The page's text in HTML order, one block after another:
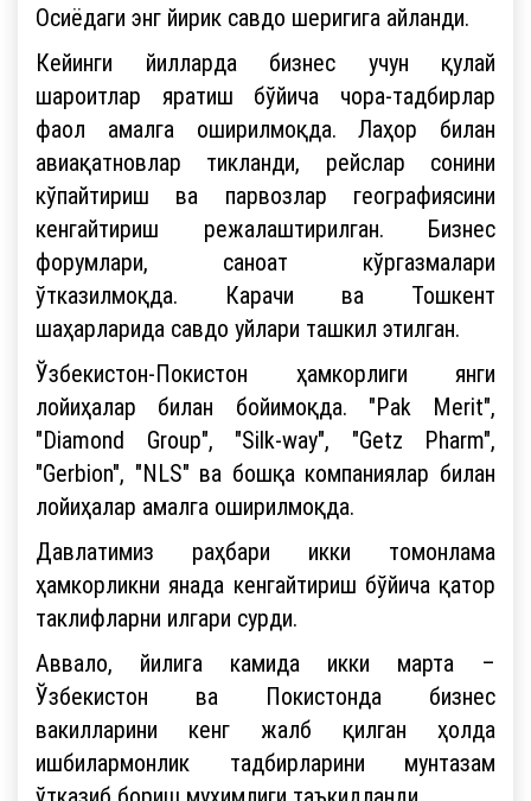
Осиёдаги энг йирик савдо шеригига айланди.
Кейинги йилларда бизнес учун қулай
шароитлар яратиш бўйича чора-тадбирлар
фаол амалга оширилмоқда. Лаҳор билан
авиақатновлар тикланди, рейслар сонини
кўпайтириш ва парвозлар географиясини
кенгайтириш режалаштирилган. Бизнес
форумлари, саноат кўргазмалари
ўтказилмоқда. Карачи ва Тошкент
шаҳарларида савдо уйлари ташкил этилган.
Ўзбекистон-Покистон ҳамкорлиги янги
лойиҳалар билан бойимоқда. "Pak Merit",
"Diamond Group", "Silk-way", "Getz Pharm",
"Gerbion", "NLS" ва бошқа компаниялар билан
лойиҳалар амалга оширилмоқда.
Давлатимиз раҳбари икки томонлама
ҳамкорликни янада кенгайтириш бўйича қатор
таклифларни илгари сурди.
Аввало, йилига камида икки марта –
Ўзбекистон ва Покистонда бизнес
вакилларини кенг жалб қилган ҳолда
ишбилармонлик тадбирларини мунтазам